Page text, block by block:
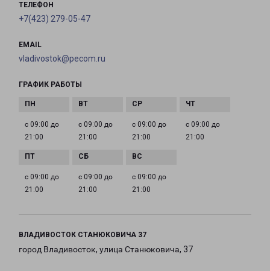
ТЕЛЕФОН
+7(423) 279-05-47
EMAIL
vladivostok@pecom.ru
ГРАФИК РАБОТЫ
с 09:00 до
21:00
с 09:00 до
21:00
с 09:00 до
21:00
с 09:00 до
21:00
с 09:00 до
21:00
с 09:00 до
21:00
с 09:00 до
21:00
ВЛАДИВОСТОК СТАНЮКОВИЧА 37
город Владивосток, улица Станюковича, 37